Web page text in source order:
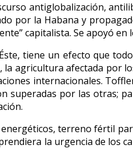
antiglobalización,
por la Habana y
capitalista. Se apoyó en
tiene un efecto que
agricultura afectada por
internacionales.
superadas por las otras;
terreno fértil
la urgencia de los